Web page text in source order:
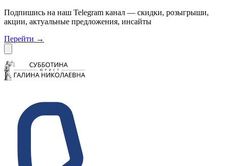
Подпишись на наш Telegram канал — скидки, розыгрыши,
акции, актуальные предложения, инсайты
Перейти →